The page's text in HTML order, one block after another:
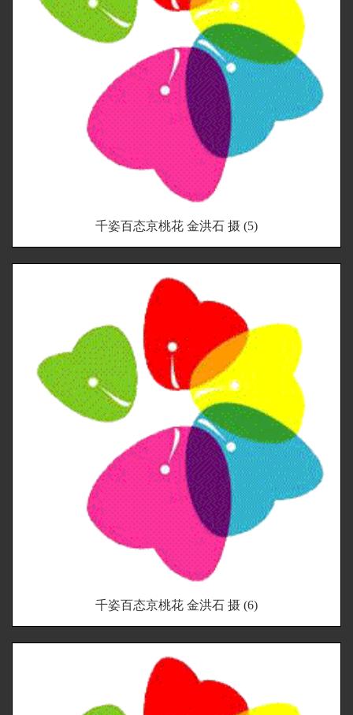
千姿百态京桃花 金洪石 摄 (5)
千姿百态京桃花 金洪石 摄 (6)